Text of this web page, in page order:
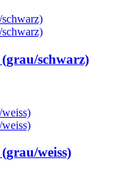
schwarz)
weiss)